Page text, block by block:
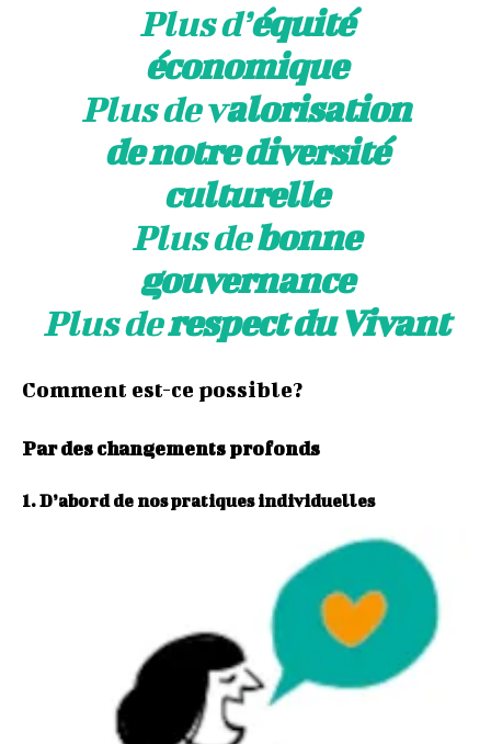
Plus d’équité
économique
Plus de valorisation
de notre diversité
culturelle
Plus debonne
gouvernance
Plus derespect du Vivant
Comment est-ce possible?
Par des changements profonds
1. D’abord de nos pratiques individuelles